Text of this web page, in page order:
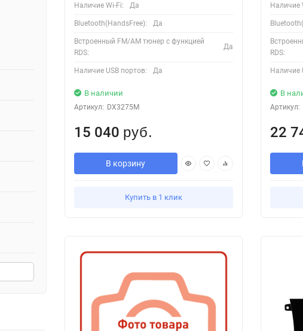
Наличие Wi-Fi: Да
Bluetooth(HandsFree): Да
Встроенный FM/AM тюнер с функцией
RDS:
Да
Наличие USB портов: Да
В наличии
Артикул: DX3275M
15 040 руб.
В корзину
Купить в 1 клик
Наличие
RDS:
Наличие
В
Артикул:
22